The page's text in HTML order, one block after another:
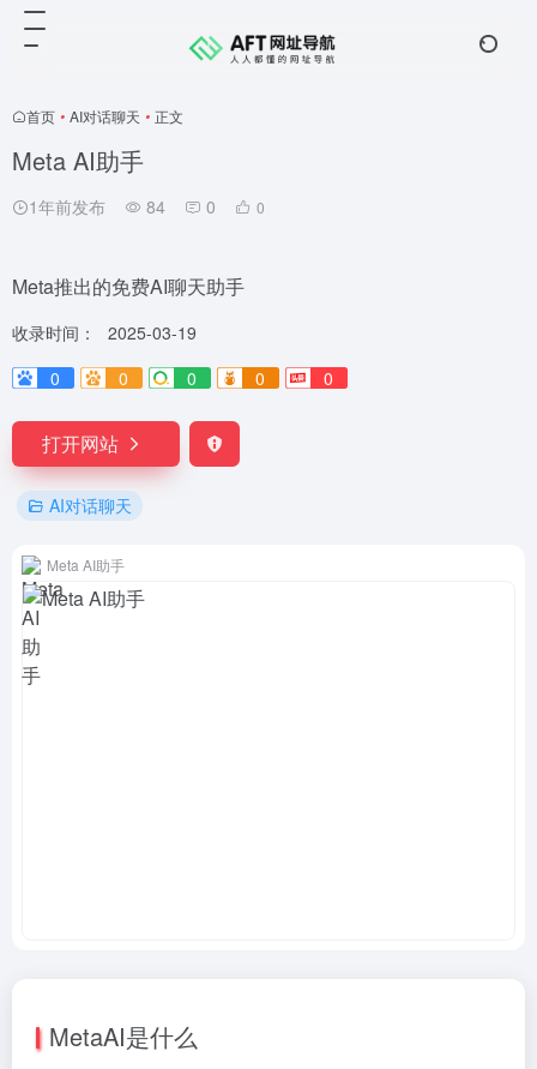
首页 • AI对话聊天 • 正文
Meta AI助手
1年前发布 84 0 0
Meta推出的免费AI聊天助手
收录时间：
2025-03-19
0
0 0 0 0
打开网站
AI对话聊天
Meta AI助手
MetaAI是什么